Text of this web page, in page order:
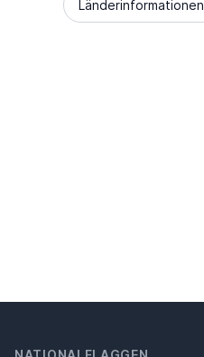
Länderinformationen